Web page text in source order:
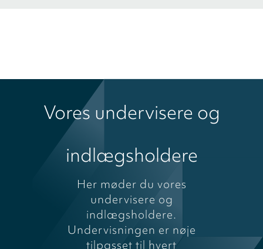
Vores undervisere og
indlægsholdere
Her møder du vores
undervisere og
indlægsholdere.
Undervisningen er nøje
tilpasset til hvert